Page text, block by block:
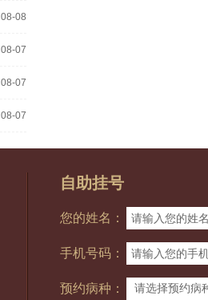
08-08
08-07
08-07
08-07
自助挂号
您的姓名：
手机号码：
预约病种：